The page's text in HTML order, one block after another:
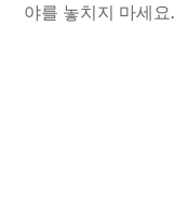
야를 놓치지 마세요.